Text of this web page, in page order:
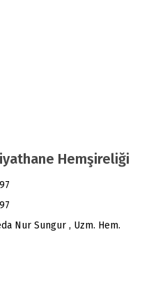
Hemşireliği
Nur Sungur , Uzm. Hem.